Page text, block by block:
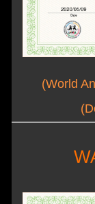
(World